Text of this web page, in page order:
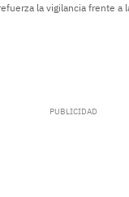
la vigilancia frente a